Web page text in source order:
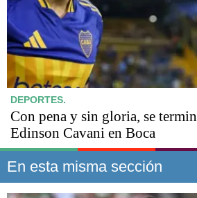
DEPORTES.
Con pena y sin gloria, se
Edinson Cavani en Boca
En esta misma sección